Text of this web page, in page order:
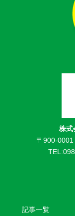
株
〒900-
記事一覧